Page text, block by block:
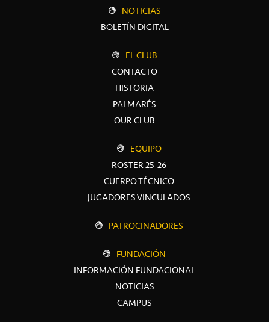
NOTICIAS
BOLETÍN DIGITAL
EL CLUB
CONTACTO
HISTORIA
PALMARÉS
OUR CLUB
EQUIPO
ROSTER 25-26
CUERPO TÉCNICO
JUGADORES VINCULADOS
PATROCINADORES
FUNDACIÓN
INFORMACIÓN FUNDACIONAL
NOTICIAS
CAMPUS